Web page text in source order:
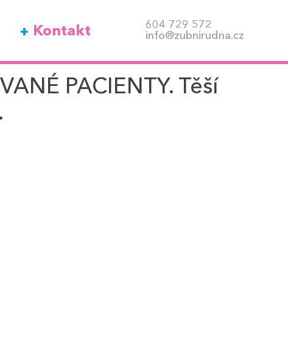
604 729 572
info@zubnirudna.cz
Kontakt
PACIENTY. Těší